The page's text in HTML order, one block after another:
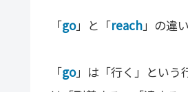
「go」と「reach」の違
「go」は「行く」という